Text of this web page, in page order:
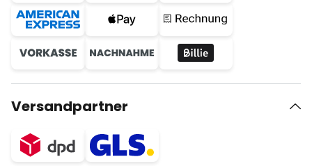
Versandpartner